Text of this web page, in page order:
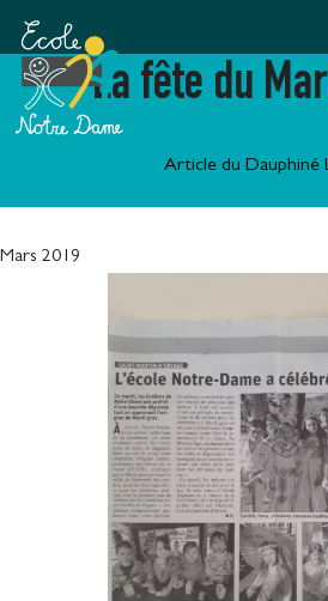
La fête du
Article du Dauphiné
Mars 2019